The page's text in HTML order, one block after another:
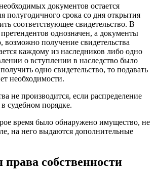
документов остается
полугодичного срока со дня открытия
соответствующее свидетельство. В
претендентов однозначен, а документы
возможно получение свидетельства
каждому из наследников либо одно
о вступлении в наследство было
одно свидетельство, то подавать
необходимости.
не производится, если распределение
судебном порядке.
время было обнаружено имущество, не
на него выдаются дополнительные
права собственности